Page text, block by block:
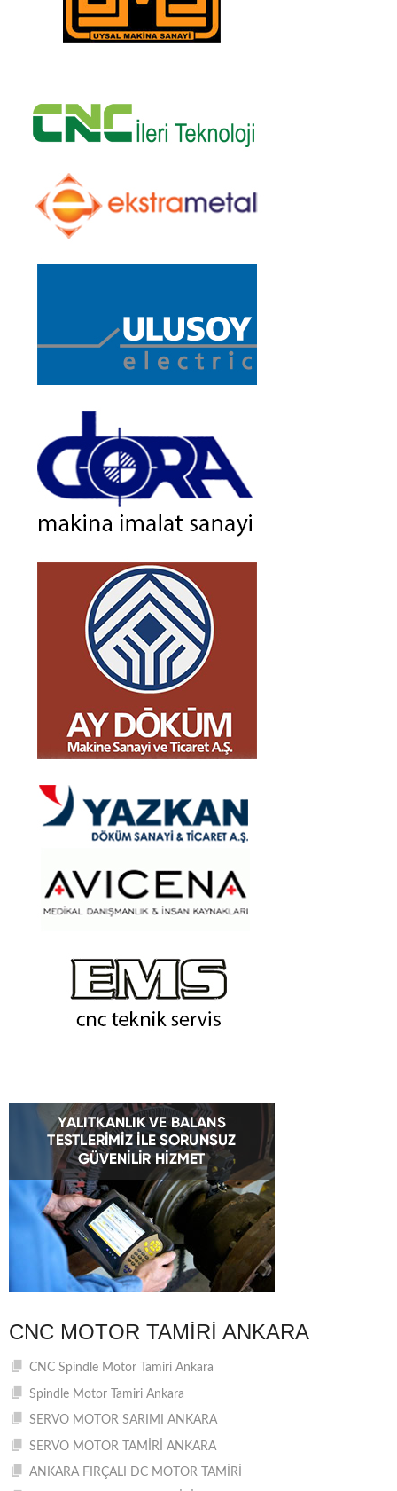
CNC MOTOR TAMIRI ANKARA
CNC Spindle Motor Tamiri Ankara
Spindle Motor Tamiri Ankara
SERVO MOTOR SARIMI ANKARA
SERVO MOTOR TAMİRİ ANKARA
ANKARA FIRÇALI DC MOTOR TAMİRİ